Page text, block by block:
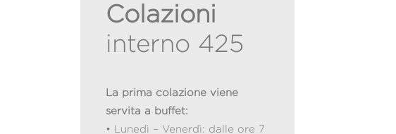
Colazioni
interno 425
La prima colazione viene
servita a buffet:
• Lunedì – Venerdì: dalle ore 7